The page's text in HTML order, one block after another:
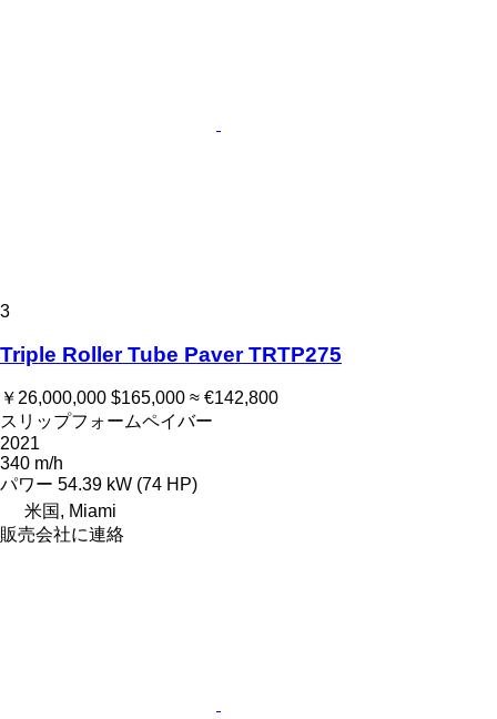
3
Triple Roller Tube Paver TRTP275
￥26,000,000 $165,000 ≈ €142,800
スリップフォームペイバー
2021
340 m/h
パワー 54.39 kW (74 HP)
米国, Miami
販売会社に連絡